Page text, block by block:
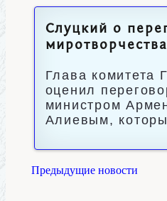
Слуцкий о
миротворчества
Глава
оценил
министром
Алиевым,
Предыдущие новости